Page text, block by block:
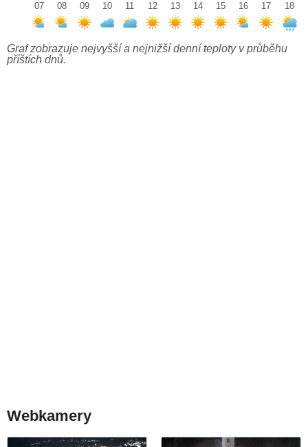
07
08
09
10
11
12
13
14
15
16
17
18
Graf zobrazuje nejvyšší a nejnižší denní teploty v průběhu
příštích dnů.
Webkamery